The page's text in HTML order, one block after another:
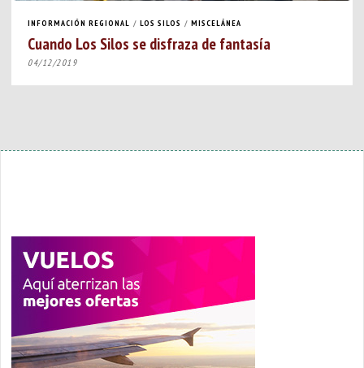
INFORMACIÓN REGIONAL / LOS SILOS / MISCELÁNEA
Cuando Los Silos se disfraza de fantasía
04/12/2019